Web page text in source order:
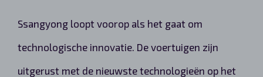
Ssangyong loopt voorop als het gaat om
technologische innovatie. De voertuigen zijn
uitgerust met de nieuwste technologieën op het